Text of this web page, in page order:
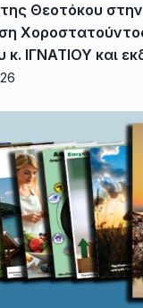
Θεοτόκου
κ. ΙΓΝΑΤΙΟΥ και